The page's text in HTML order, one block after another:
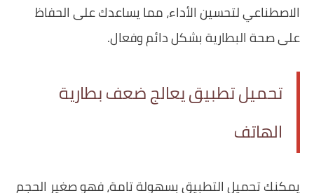
الاصطناعي لتحسين الأداء، مما يساعدك على الحفاظ
على صحة البطارية بشكل دائم وفعال.
تحميل تطبيق يعالج ضعف بطارية
الهاتف
يمكنك تحميل التطبيق بسهولة تامة، فهو صغير الحجم